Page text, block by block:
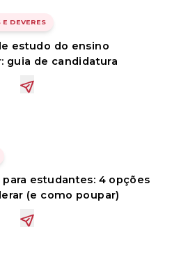
E DEVERES
estudo do ensino
guia de candidatura
para estudantes: 4 opções
(e como poupar)